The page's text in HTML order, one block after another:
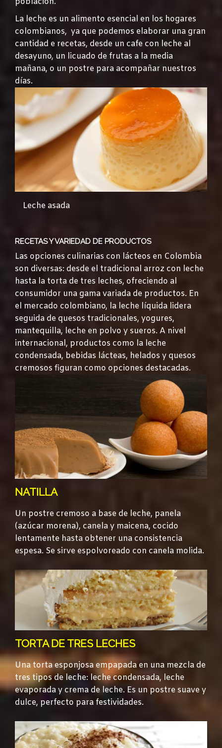
La leche es un alimento esencial en los hogares
colombianos, ya que podemos elaborar una gran
cantidad e recetas, desde un cafe con leche al
desayuno, un licuado de frutas a la media
mañana, o un postre para acompañar nuestros
días.
Leche asada
RECETAS Y VARIEDAD DE PRODUCTOS
Las opciones culinarias con lácteos en Colombia
son diversas: desde el tradicional arroz con leche
hasta la torta de tres leches, ofreciendo al
consumidor una gama variada de productos. En
el mercado colombiano, la leche líquida lidera
seguida de quesos tradicionales, yogures,
mantequilla, leche en polvo y sueros. A nivel
internacional, productos como la leche
condensada, bebidas lácteas, helados y quesos
cremosos figuran como opciones destacadas.
NATILLA
Un postre cremoso a base de leche, panela
(azúcar morena), canela y maicena, cocido
lentamente hasta obtener una consistencia
espesa. Se sirve espolvoreado con canela molida.
TORTA DE TRES LECHES
Una torta esponjosa empapada en una mezcla de
tres tipos de leche: leche condensada, leche
evaporada y crema de leche. Es un postre suave y
dulce, perfecto para festividades.